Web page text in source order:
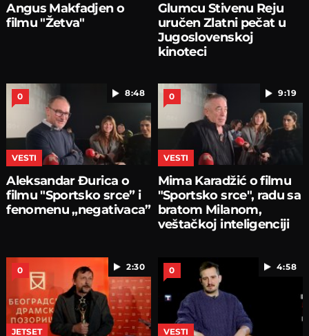
Angus Makfadjen o
filmu "Žetva"
Glumcu Stivenu Reju
uručen Zlatni pečat u
Jugoslovenskoj
kinoteci
8:48
0
VESTI
Aleksandar Đurica o
filmu "Sportsko srce” i
fenomenu „negativaca”
9:19
0
VESTI
Mima Karadžić o filmu
"Sportsko srce", radu sa
bratom Milanom,
veštačkoj inteligenciji
2:30
0
JETSET
4:58
0
VESTI